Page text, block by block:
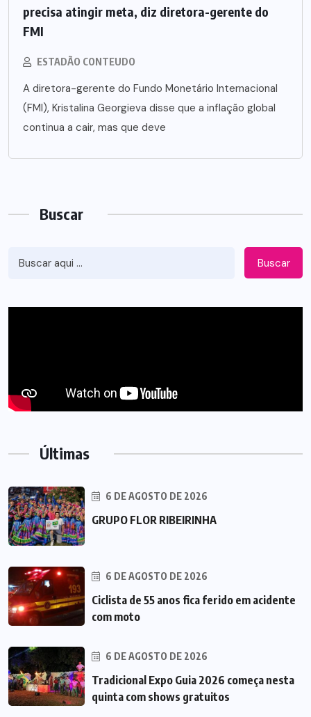
precisa atingir meta, diz diretora-gerente do
FMI
ESTADÃO CONTEUDO
A diretora-gerente do Fundo Monetário Internacional
(FMI), Kristalina Georgieva disse que a inflação global
continua a cair, mas que deve
Buscar
Buscar
Últimas
6 DE AGOSTO DE 2026
GRUPO FLOR RIBEIRINHA
6 DE AGOSTO DE 2026
Ciclista de 55 anos fica ferido em acidente
com moto
6 DE AGOSTO DE 2026
Tradicional Expo Guia 2026 começa nesta
quinta com shows gratuitos